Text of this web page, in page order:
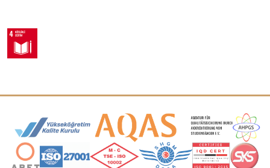
Akreditasyon ve Üyelik Logoları